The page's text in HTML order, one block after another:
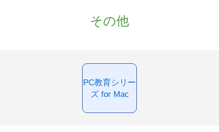
その他
PC教育シリー
ズ for Mac